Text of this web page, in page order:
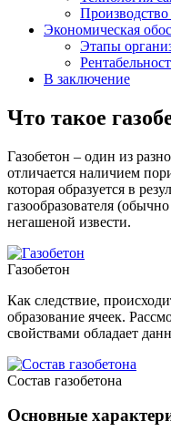
Производство
Экономическая
Этапы
В заключение
Что такое
Газобетон – один из
отличается наличием
которая образуется в
газообразователя
негашеной извести.
Газобетон
Как следствие,
образование ячеек.
свойствами обладает
Состав газобетона
Основные